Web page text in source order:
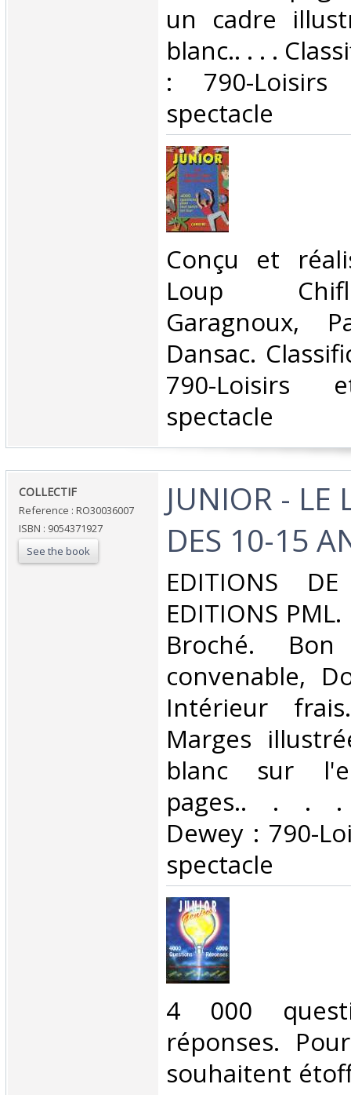
un cadre
blanc.. . . .
: 790-
spectacle‎
‎Conçu et
Loup
Garagnoux,
Dansac.
790-
spectacle‎
‎COLLECTIF‎
Reference : RO30036007
ISBN : 9054371927
See the book
‎JUNIOR - LE
DES 10-15
‎EDITIONS
EDITIONS
Broché.
convenable,
Intérieur
Marges
blanc sur
pages.. . . .
Dewey : 790-
spectacle‎
‎4 000
réponses.
souhaitent